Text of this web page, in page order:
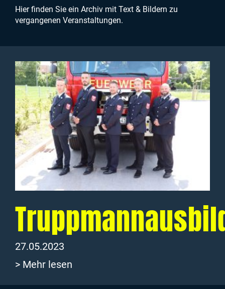
Hier finden Sie ein Archiv mit Text & Bildern zu
vergangenen Veranstaltungen.
27.05.2023
> Mehr lesen